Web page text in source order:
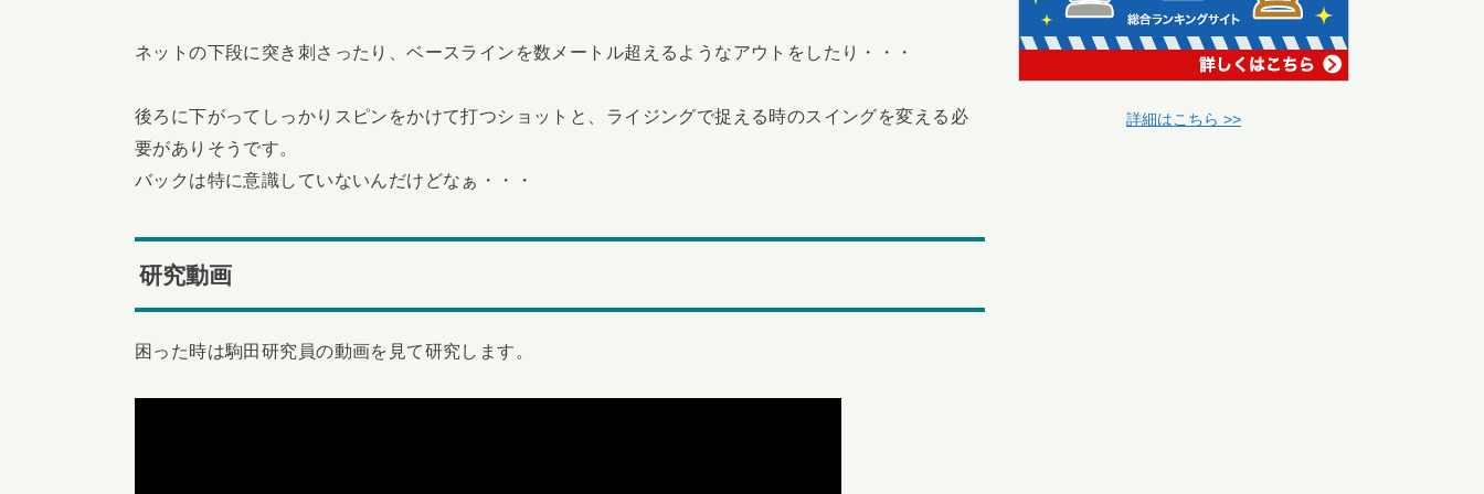
ネットの下段に突き刺さったり、ベースラインを数メートル超えるようなアウトをしたり・・・
後ろに下がってしっかりスピンをかけて打つショットと、ライジングで捉える時のスイングを変える必
要がありそうです。
バックは特に意識していないんだけどなぁ・・・
研究動画
困った時は駒田研究員の動画を見て研究します。
詳細はこちら >>